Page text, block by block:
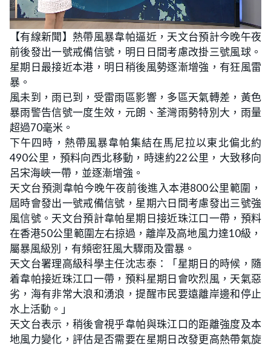
U
n
m
t
L
o
a
d
e
d
:
2
0
%
【有線新聞】熱帶風暴韋帕逼近，天文台預計今晚午夜
前後發出一號戒備信號，明日日間考慮改掛三號風球。
星期日最接近本港，明日稍後風勢逐漸增強，有狂風雷
暴。
風未到，雨已到，受雷雨區影響，多區天氣轉差，黃色
暴雨警告信號一度生效，元朗、荃灣雨勢特別大，雨量
超過70毫米。
下午四時，熱帶風暴韋帕集結在馬尼拉以東北偏北約
490公里，預料向西北移動，時速約22公里，大致移向
呂宋海峽一帶，並逐漸增強。
天文台預測韋帕今晚午夜前後進入本港800公里範圍，
屆時會發出一號戒備信號，星期六日間考慮發出三號強
風信號。天文台預計韋帕星期日接近珠江口一帶，預料
在香港50公里範圍左右掠過，離岸及高地風力達10級，
屬暴風級別，有頻密狂風大驟雨及雷暴。
天文台署理高級科學主任沈志泰：「星期日的時候，隨
着韋帕接近珠江口一帶，預料星期日會吹烈風，天氣惡
劣，海有非常大浪和湧浪，提醒市民要遠離岸邊和停止
水上活動。」
天文台表示，稍後會視乎韋帕與珠江口的距離強度及本
地風力變化，評估是否需要在星期日改發更高熱帶氣旋